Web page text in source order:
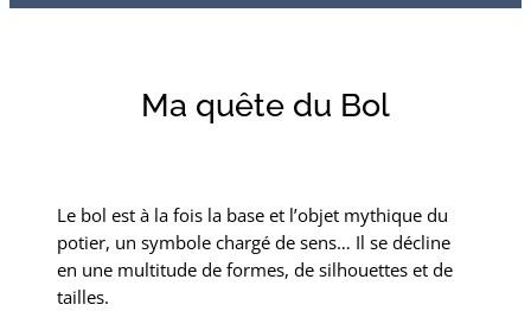
Ma quête du Bol
Le bol est à la fois la base et l’objet mythique du
potier, un symbole chargé de sens… Il se décline
en une multitude de formes, de silhouettes et de
tailles.